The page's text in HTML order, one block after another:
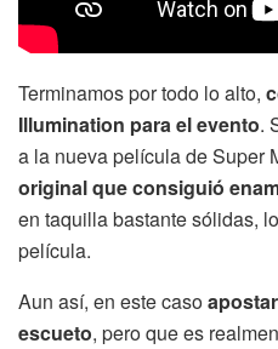
Terminamos por todo lo alto,
Illumination para el evento.
a la nueva película de Super
original que consiguió
en taquilla bastante sólidas,
película.
Aun así, en este caso
escueto, pero que es